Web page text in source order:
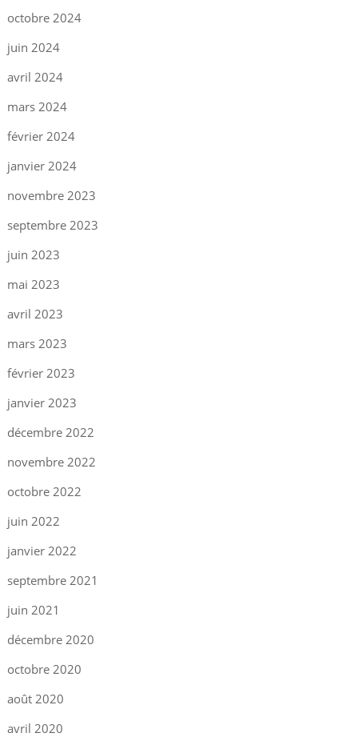
octobre 2024
juin 2024
avril 2024
mars 2024
février 2024
janvier 2024
novembre 2023
septembre 2023
juin 2023
mai 2023
avril 2023
mars 2023
février 2023
janvier 2023
décembre 2022
novembre 2022
octobre 2022
juin 2022
janvier 2022
septembre 2021
juin 2021
décembre 2020
octobre 2020
août 2020
avril 2020